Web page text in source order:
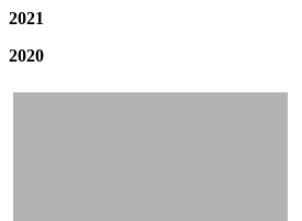
2021
2020